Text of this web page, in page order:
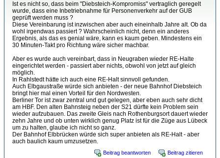
Ist es nicht so, dass beim "Diebsteich-Kompromiss" vertraglich geregelt
wurde, dass eine Inbetriebnahme für Personenverkehr auf der GUB
geprüft werden muss ?
Diese Vereinbarung ist inzwischen aber auch eineinhalb Jahre alt. Ob da
wohl irgendwas passiert ? Wahrscheinlich nicht, denn ein anderes
Ergebnis, als das es genial wäre, kann es kaum geben. Mindestens ein
30 Minuten-Takt pro Richtung wäre sicher machbar.
Aber es wurde auch vereinbart, dass in Neugraben wieder RE-Halte
eingerichtet werden - passiert aber nichts, obwohl von jetzt auf gleich
möglich.
In Rahlstedt hätte ich auch eine RE-Halt sinnvoll gefunden.
Auch Elbgaustraße würde sich anbieten - der neue Bahnhof Diebsteich
bringt hier mal einen Vorteil für den Nordwesten.
Berliner Tor ist zwar zentral und gut gelegen, aber eben auch sehr dicht
am HBF. Den alten Bahnsteig neben der S21 dürfte kein Problem sein
wieder aufzubauen. Das zweite Gleis nach Rothenburgsort dauert wieder
zehn Jahre und ob unten wirklich genug Platz ist für die Züge aus Lübeck
um zu halten, glaube ich nicht so ganz.
Der Bahnhof Elbbrücken würde sich super anbieten als RE-Halt - aber
auch baulich kaum umzusetzen.
Beitrag beantworten Beitrag zitieren